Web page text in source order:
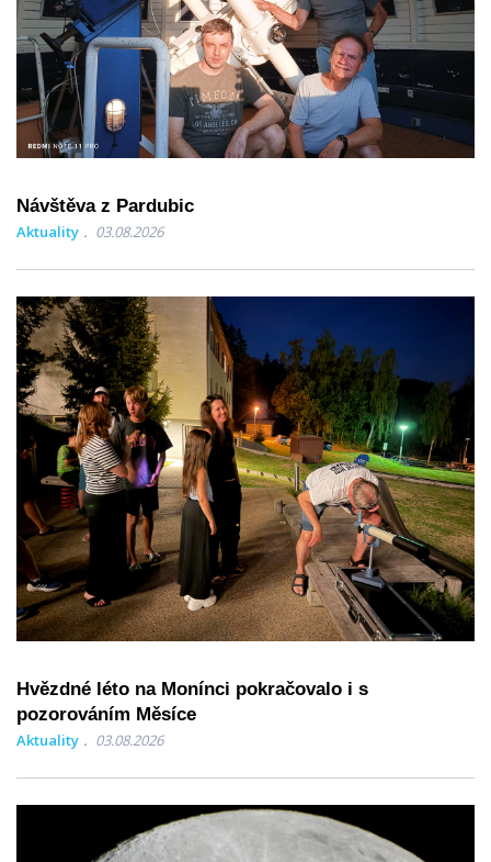
Návštěva z Pardubic
Aktuality 03.08.2026
Hvězdné léto na Monínci pokračovalo i s
pozorováním Měsíce
Aktuality 03.08.2026